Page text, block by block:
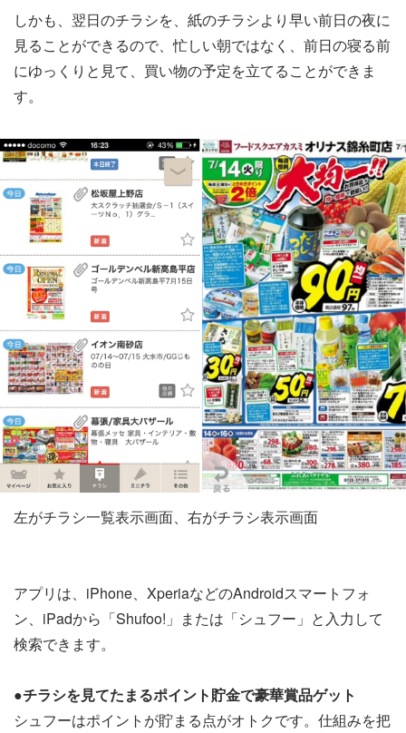
しかも、翌日のチラシを、紙のチラシより早い前日の夜に
見ることができるので、忙しい朝ではなく、前日の寝る前
にゆっくりと見て、買い物の予定を立てることができま
す。
左がチラシ一覧表示画面、右がチラシ表示画面
アプリは、iPhone、XperiaなどのAndroidスマートフォ
ン、iPadから「Shufoo!」または「シュフー」と入力して
検索できます。
●チラシを見てたまるポイント貯金で豪華賞品ゲット
シュフーはポイントが貯まる点がオトクです。仕組みを把